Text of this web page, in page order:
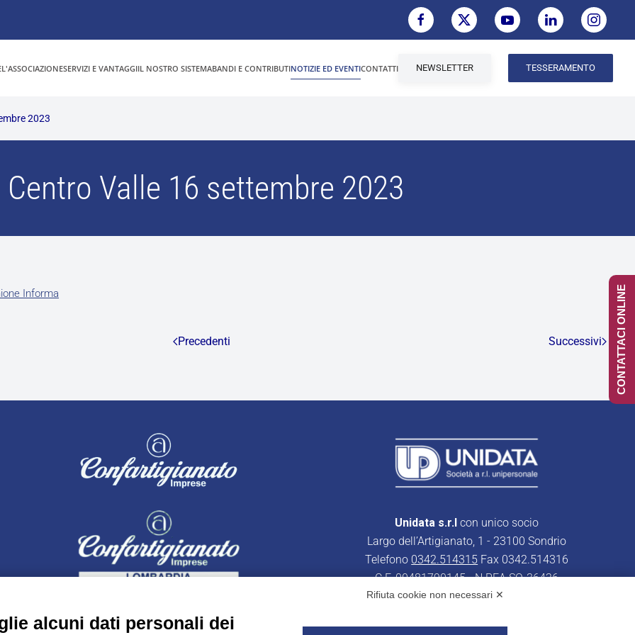
L'ASSOCIAZIONESERVIZI E VANTAGGIIL NOSTRO SISTEMABANDI E CONTRIBUTINOTIZIE ED EVENTICONTATTI NEWSLETTER TESSERAMENTO
2023
Valle 16 settembre 2023
Informa
Precedenti Successivi
Unidata s.r.l con unico socio
Largo dell’Artigianato, 1 - 23100 Sondrio
Telefono 0342.514315 Fax 0342.514316
C.F. 00481790145 - N.REA SO-36426
PEC:unidata.sondrio@legalmail.it
CONTATTACI ONLINE
Rifiuta cookie non necessari ✕
alcuni dati personali dei